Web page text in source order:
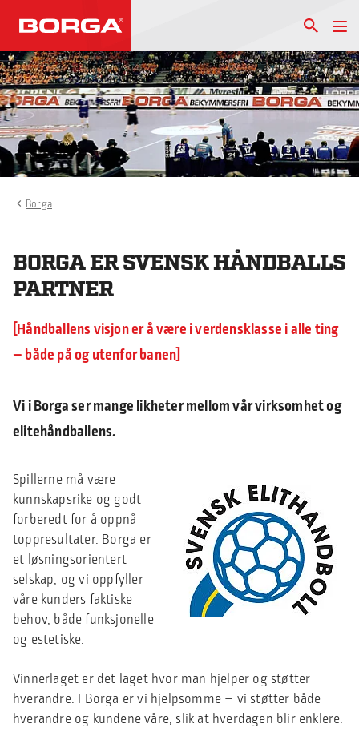
Borga
BORGA ER SVENSK HÅNDBALLS
PARTNER
Håndballens visjon er å være i verdensklasse i alle ting
– både på og utenfor banen
Vi i Borga ser mange likheter mellom vår virksomhet og
elitehåndballens.
Spillerne må være
kunnskapsrike og godt
forberedt for å oppnå
toppresultater. Borga er
et løsningsorientert
selskap, og vi oppfyller
våre kunders faktiske
behov, både funksjonelle
og estetiske.
Vinnerlaget er det laget hvor man hjelper og støtter
hverandre. I Borga er vi hjelpsomme – vi støtter både
hverandre og kundene våre, slik at hverdagen blir enklere.